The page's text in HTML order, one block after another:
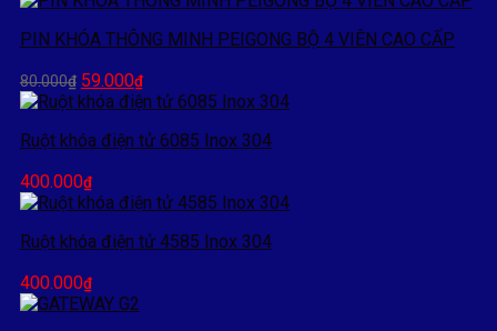
PIN KHÓA THÔNG MINH PEIGONG BỘ 4 VIÊN CAO CẤP
80.000₫ Giá
gốc
80.000₫.
59.000₫Giá
hiện
là:
Ruột khóa điện tử 6085 Inox 304
400.000₫
Ruột khóa điện tử 4585 Inox 304
400.000₫